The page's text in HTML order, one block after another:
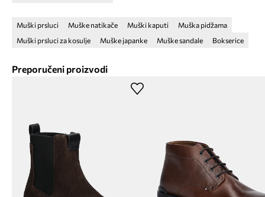
Muški prsluci Muške natikače Muški kaputi
Muška pidžama
Muški prsluci za kosulje
Muške japanke Muške sandale Bokserice
Preporučeni proizvodi